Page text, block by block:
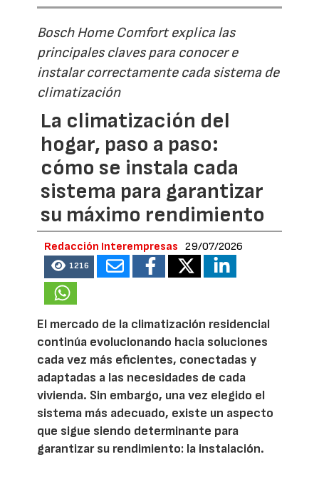
Bosch Home Comfort explica las
principales claves para conocer e
instalar correctamente cada sistema de
climatización
La climatización del
hogar, paso a paso:
cómo se instala cada
sistema para garantizar
su máximo rendimiento
Redacción Interempresas 29/07/2026
1216
El mercado de la climatización residencial
continúa evolucionando hacia soluciones
cada vez más eficientes, conectadas y
adaptadas a las necesidades de cada
vivienda. Sin embargo, una vez elegido el
sistema más adecuado, existe un aspecto
que sigue siendo determinante para
garantizar su rendimiento: la instalación.